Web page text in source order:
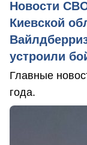
Новости
Киевской
устроили
Главные
года.